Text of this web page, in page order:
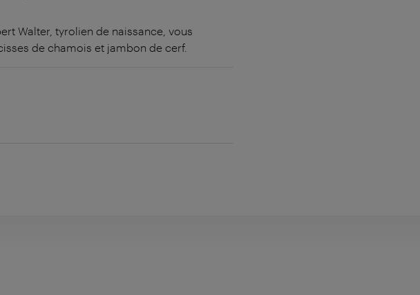
Walter, tyrolien de naissance, vous
de chamois et jambon de cerf.